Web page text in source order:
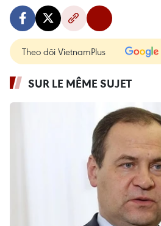
Theo dõi VietnamPlus
SUR LE MÊME SUJET